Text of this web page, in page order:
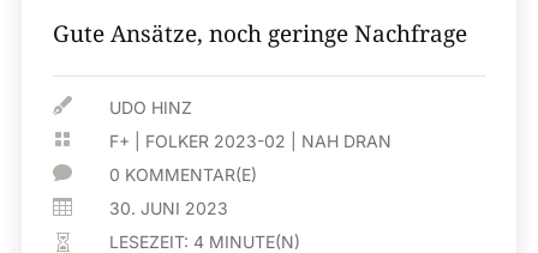
Gute Ansätze, noch geringe Nachfrage
 UDO HINZ
 F+ FOLKER 2023-02 NAH DRAN
 0 KOMMENTAR(E)
 30. JUNI 2023
 LESEZEIT: 4 MINUTE(N)